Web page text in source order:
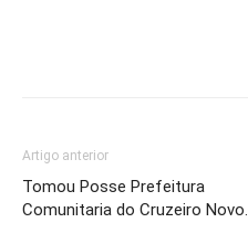
Artigo anterior
Tomou Posse Prefeitura
Comunitaria do Cruzeiro Novo.